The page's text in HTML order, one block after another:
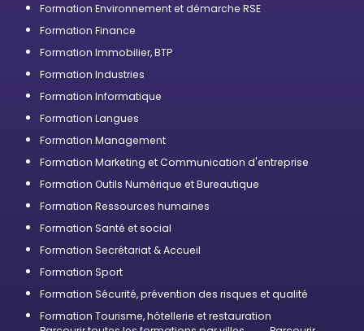
Formation Environnement et démarche RSE
Formation Finance
Formation Immobilier, BTP
Formation Industries
Formation Informatique
Formation Langues
Formation Management
Formation Marketing et Communication d'entreprise
Formation Outils Numérique et Bureautique
Formation Ressources humaines
Formation Santé et social
Formation Secrétariat & Accueil
Formation Sport
Formation Sécurité, prévention des risques et qualité
Formation Tourisme, hôtellerie et restauration